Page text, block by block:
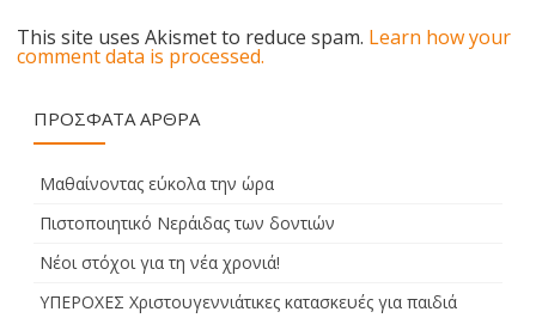
This site uses Akismet to reduce spam. Learn how your
comment data is processed.
ΠΡΌΣΦΑΤΑ ΆΡΘΡΑ
Μαθαίνοντας εύκολα την ώρα
Πιστοποιητικό Νεράιδας των δοντιών
Νέοι στόχοι για τη νέα χρονιά!
ΥΠΕΡΟΧΕΣ Χριστουγεννιάτικες κατασκευές για παιδιά